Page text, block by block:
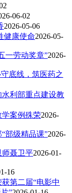
06-02
2026-05-06
健康使命2026-05-
一劳动奖章”2026-
底线，筑医药之
利部重点建设教
案例殊荣2026-
部级精品课”2026-
师聂卫平2026-01-
16
第二届“电影中